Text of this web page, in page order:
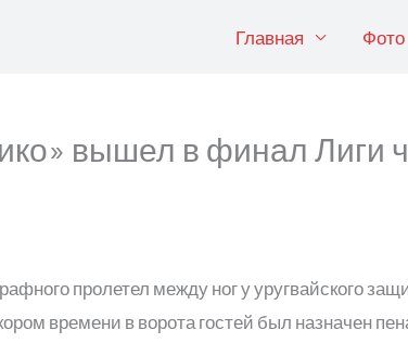
Главная Фото
вышел в финал Лиги
пролетел между ног у уругвайского
времени в ворота гостей был назначен